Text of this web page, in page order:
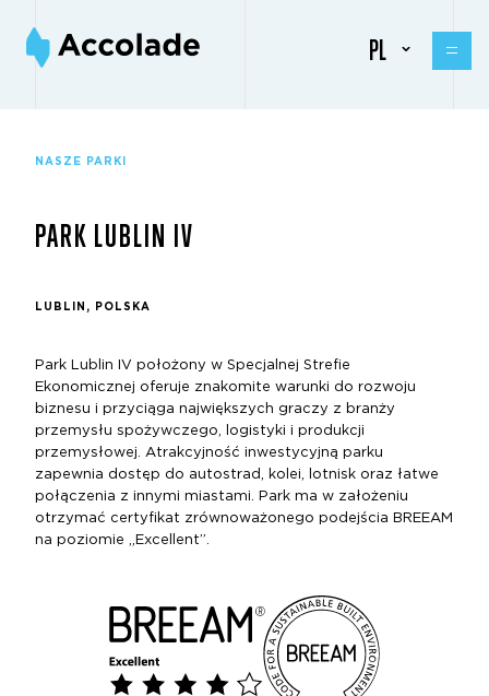
PL
NASZE PARKI
PARK LUBLIN IV
LUBLIN, POLSKA
Park Lublin IV położony w Specjalnej Strefie
Ekonomicznej oferuje znakomite warunki do rozwoju
biznesu i przyciąga największych graczy z branży
przemysłu spożywczego, logistyki i produkcji
przemysłowej. Atrakcyjność inwestycyjną parku
zapewnia dostęp do autostrad, kolei, lotnisk oraz łatwe
połączenia z innymi miastami. Park ma w założeniu
otrzymać certyfikat zrównoważonego podejścia BREEAM
na poziomie „Excellent”.